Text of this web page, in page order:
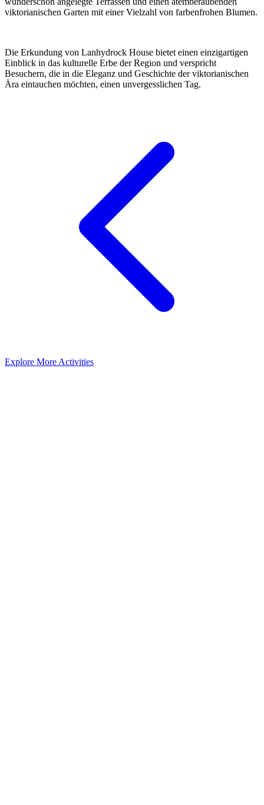
viktorianischen Garten mit einer Vielzahl von farbenfrohen Blumen.
Die Erkundung von Lanhydrock House bietet einen einzigartigen
Einblick in das kulturelle Erbe der Region und verspricht
Besuchern, die in die Eleganz und Geschichte der viktorianischen
Ära eintauchen möchten, einen unvergesslichen Tag.
Explore More Activities